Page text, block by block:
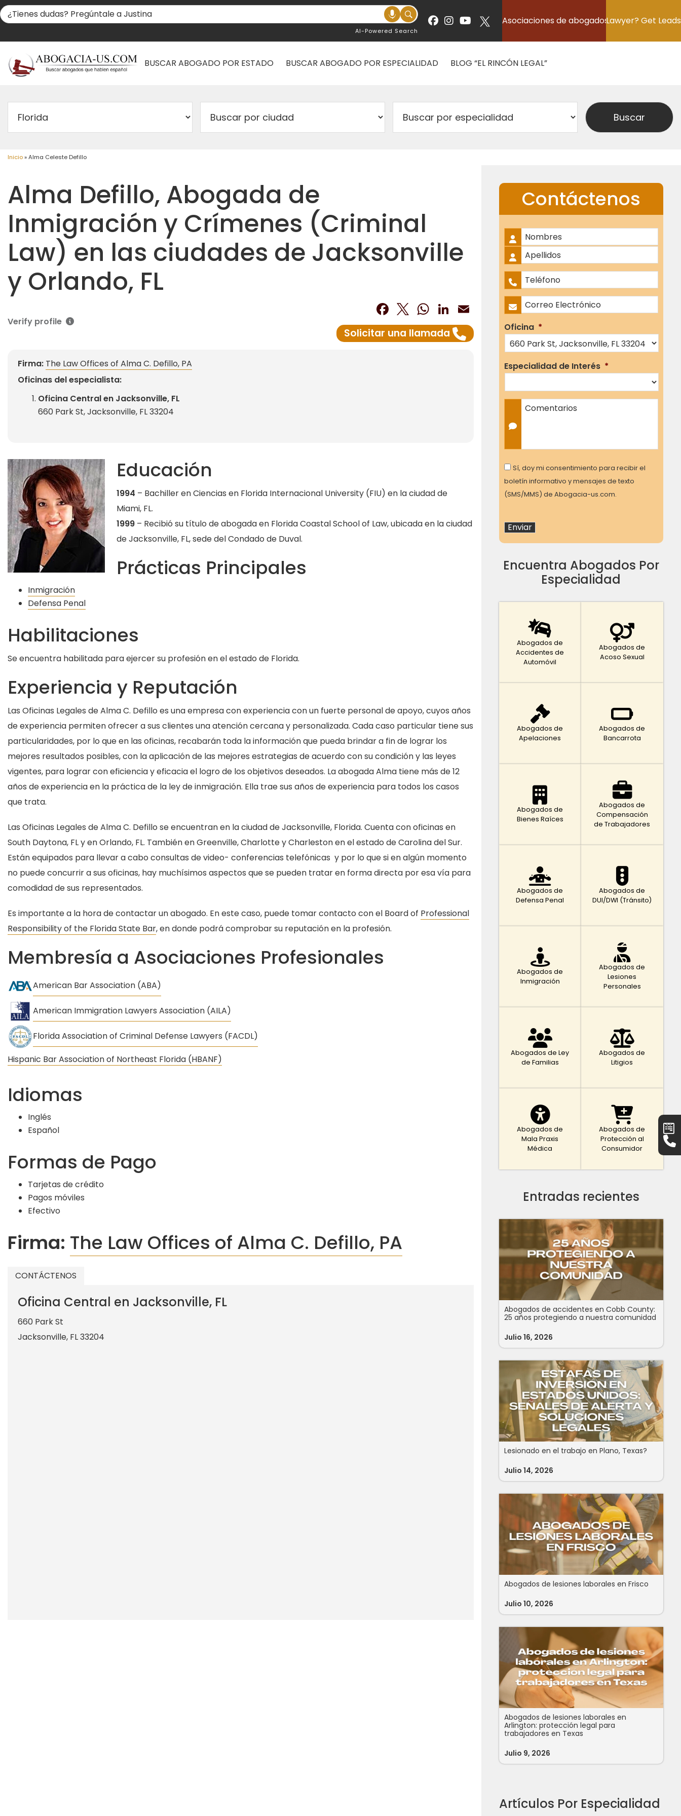
AI-Powered Search
Asociaciones de abogadosLawyer? Get Leads
BUSCAR ABOGADO POR ESTADO BUSCAR ABOGADO POR ESPECIALIDAD BLOG “EL RINCÓN LEGAL”
Inicio»Alma Celeste Defillo
Alma Defillo, Abogada de
Inmigración y Crímenes (Criminal
Law) en las ciudades de Jacksonville
y Orlando, FL
Verify profile
Facebook
Twitter
WhatsApp
LinkedIn
Email
Solicitar una llamada
Firma: The Law Offices of Alma C. Defillo, PA
Oficinas del especialista:
Oficina Central en Jacksonville, FL
660 Park St, Jacksonville, FL 33204
Educación
1994 – Bachiller en Ciencias en Florida Internacional University (FIU) en la ciudad de
Miami, FL.
1999 – Recibió su título de abogada en Florida Coastal School of Law, ubicada en la ciudad
de Jacksonville, FL, sede del Condado de Duval.
Prácticas Principales
Inmigración
Defensa Penal
Habilitaciones
Se encuentra habilitada para ejercer su profesión en el estado de Florida.
Experiencia y Reputación
Las Oficinas Legales de Alma C. Defillo es una empresa con experiencia con un fuerte personal de apoyo, cuyos años
de experiencia permiten ofrecer a sus clientes una atención cercana y personalizada. Cada caso particular tiene sus
particularidades, por lo que en las oficinas, recabarán toda la información que pueda brindar a fin de lograr los
mejores resultados posibles, con la aplicación de las mejores estrategias de acuerdo con su condición y las leyes
vigentes, para lograr con eficiencia y eficacia el logro de los objetivos deseados. La abogada Alma tiene más de 12
años de experiencia en la práctica de la ley de inmigración. Ella trae sus años de experiencia para todos los casos
que trata.
Las Oficinas Legales de Alma C. Defillo se encuentran en la ciudad de Jacksonville, Florida. Cuenta con oficinas en
South Daytona, FL y en Orlando, FL. También en Greenville, Charlotte y Charleston en el estado de Carolina del Sur.
Están equipados para llevar a cabo consultas de video- conferencias telefónicas y por lo que si en algún momento
no puede concurrir a sus oficinas, hay muchísimos aspectos que se pueden tratar en forma directa por esa vía para
comodidad de sus representados.
Es importante a la hora de contactar un abogado. En este caso, puede tomar contacto con el Board of Professional
Responsibility of the Florida State Bar, en donde podrá comprobar su reputación en la profesión.
Membresía a Asociaciones Profesionales
American Bar Association (ABA)
American Immigration Lawyers Association (AILA)
Florida Association of Criminal Defense Lawyers (FACDL)
Hispanic Bar Association of Northeast Florida (HBANF)
Idiomas
Inglés
Español
Formas de Pago
Tarjetas de crédito
Pagos móviles
Efectivo
Firma: The Law Offices of Alma C. Defillo, PA
CONTÁCTENOS
Oficina Central en Jacksonville, FL
660 Park St
Jacksonville, FL33204
Contáctenos
Nombre Completo
Nombres
Apellidos
Teléfono *
Correo Electrónico *
Oficina *
Especialidad de Interés *
Comentarios
Consent
Sí, doy mi consentimiento para recibir el
boletín informativo y mensajes de texto
(SMS/MMS) de Abogacia-us.com.
Encuentra Abogados Por
Especialidad
Abogados de
Accidentes de
Automóvil
Abogados de
Acoso Sexual
Abogados de
Apelaciones
Abogados de
Bancarrota
Abogados de
Bienes Raíces
Abogados de
Compensación
de Trabajadores
Abogados de
Defensa Penal
Abogados de
DUI/DWI (Tránsito)
Abogados de
Inmigración
Abogados de
Lesiones
Personales
Abogados de Ley
de Familias
Abogados de
Litigios
Abogados de
Mala Praxis
Médica
Abogados de
Protección al
Consumidor
Entradas recientes
Abogados de accidentes en Cobb County:
25 años protegiendo a nuestra comunidad
Julio 16, 2026
Lesionado en el trabajo en Plano, Texas?
Julio 14, 2026
Abogados de lesiones laborales en Frisco
Julio 10, 2026
Abogados de lesiones laborales en
Arlington: protección legal para
trabajadores en Texas
Julio 9, 2026
Artículos Por Especialidad